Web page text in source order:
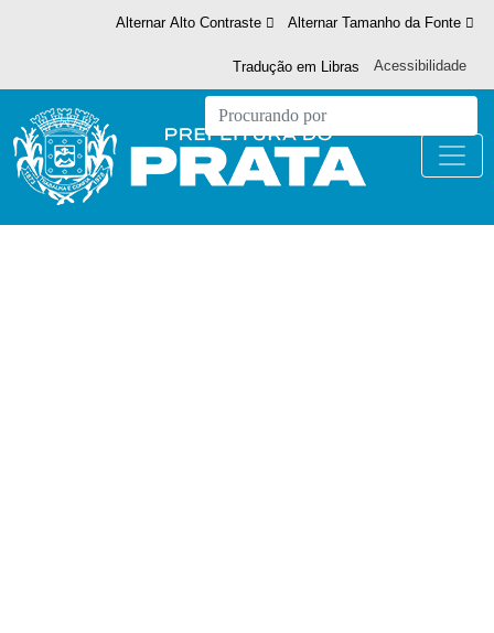
Alternar Alto Contraste Alternar Tamanho da Fonte
Acessibilidade
Tradução em Libras